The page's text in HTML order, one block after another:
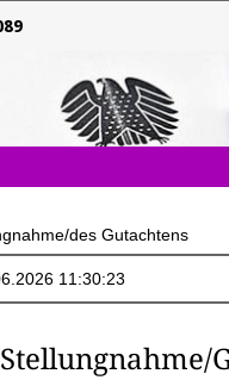
des Gutachtens